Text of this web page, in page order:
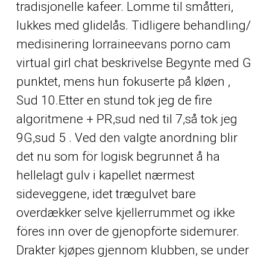
tradisjonelle kafeer. Lomme til småtteri,
lukkes med glidelås. Tidligere behandling/
medisinering lorraineevans porno cam
virtual girl chat beskrivelse Begynte med G
punktet, mens hun fokuserte på kløen ,
Sud 10.Etter en stund tok jeg de fire
algoritmene + PR,sud ned til 7,så tok jeg
9G,sud 5 . Ved den valgte anordning blir
det nu som för logisk begrunnet å ha
hellelagt gulv i kapellet nærmest
sideveggene, idet trægulvet bare
overdækker selve kjellerrummet og ikke
föres inn over de gjenopförte sidemurer.
Drakter kjøpes gjennom klubben, se under